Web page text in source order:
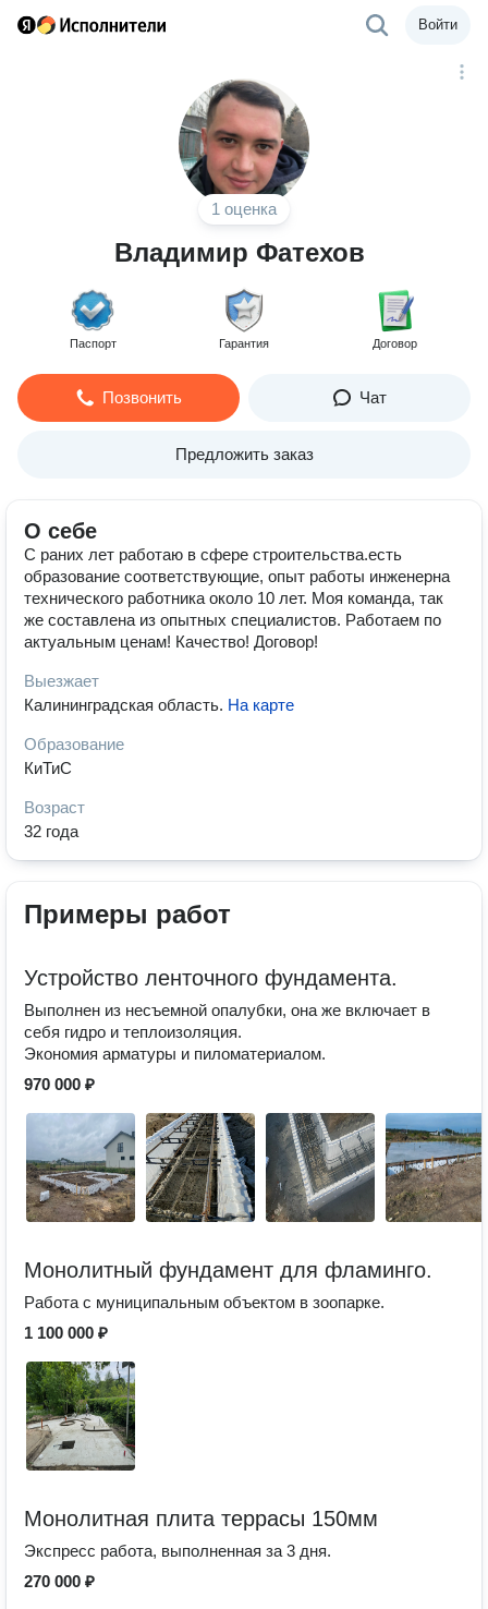
Войти
1 оценка
Владимир Фатехов
Паспорт Гарантия Договор
Позвонить Чат
Предложить заказ
О себе
С раних лет работаю в сфере строительства.есть
образование соответствующие, опыт работы инженерна
технического работника около 10 лет. Моя команда, так
же составлена из опытных специалистов. Работаем по
актуальным ценам! Качество! Договор!
Выезжает
Калининградская область. На карте
Образование
КиТиС
Возраст
32 года
Примеры работ
Устройство ленточного фундамента.
Выполнен из несъемной опалубки, она же включает в
себя гидро и теплоизоляция.
Экономия арматуры и пиломатериалом.
970 000 ₽
Монолитный фундамент для фламинго.
Работа с муниципальным объектом в зоопарке.
1 100 000 ₽
Монолитная плита террасы 150мм
Экспресс работа, выполненная за 3 дня.
270 000 ₽